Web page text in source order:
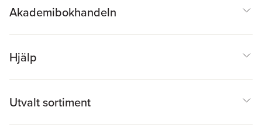
Akademibokhandeln
Hjälp
Utvalt sortiment